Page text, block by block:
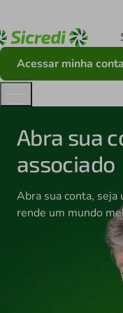
Acessar minha conta
Abra sua
associado
Abra sua conta, seja
rende um mundo